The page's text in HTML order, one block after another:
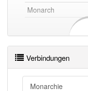
Monarch
Verbindungen
Monarchie